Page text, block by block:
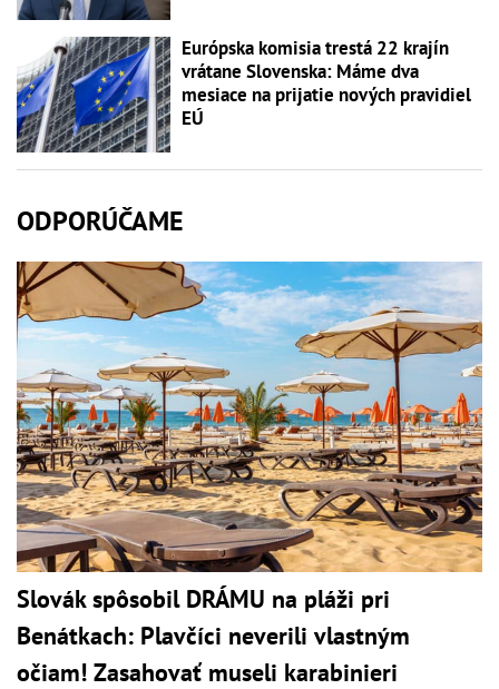
Európska komisia trestá 22 krajín
vrátane Slovenska: Máme dva
mesiace na prijatie nových pravidiel
EÚ
ODPORÚČAME
Slovák spôsobil DRÁMU na pláži pri
Benátkach: Plavčíci neverili vlastným
očiam! Zasahovať museli karabinieri